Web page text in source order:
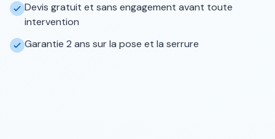
Devis gratuit et sans engagement avant toute
intervention
Garantie 2 ans sur la pose et la serrure